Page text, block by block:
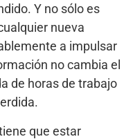
Y no sólo es
nueva
a impulsar
no cambia el
de horas de trabajo
que estar